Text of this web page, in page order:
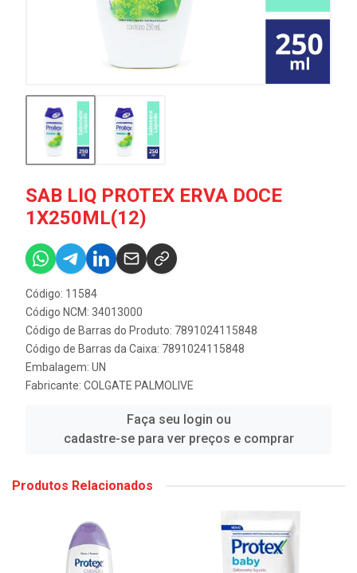
SAB LIQ PROTEX ERVA DOCE
1X250ML(12)
Código: 11584
Código NCM: 34013000
Código de Barras do Produto: 7891024115848
Código de Barras da Caixa: 7891024115848
Embalagem: UN
Fabricante: COLGATE PALMOLIVE
Faça seu login ou
cadastre-se para ver preços e comprar
Produtos Relacionados